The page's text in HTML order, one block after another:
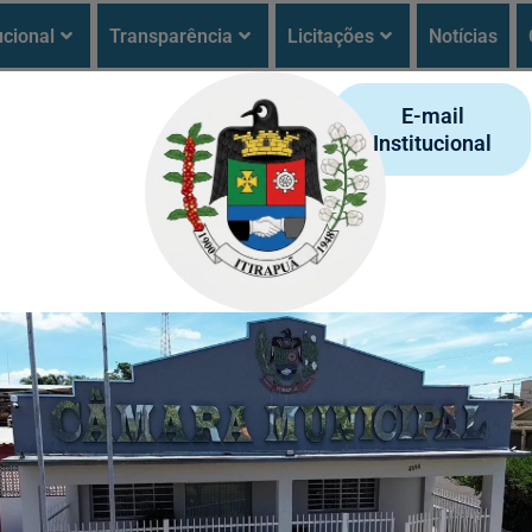
Transparência Licitações Notícias
E-mail
Institucional